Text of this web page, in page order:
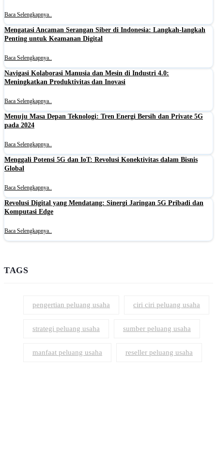
Baca Selengkapnya..
Mengatasi Ancaman Serangan Siber di Indonesia: Langkah-langkah
Penting untuk Keamanan Digital
Baca Selengkapnya..
Navigasi Kolaborasi Manusia dan Mesin di Industri 4.0:
Meningkatkan Produktivitas dan Inovasi
Baca Selengkapnya..
Menuju Masa Depan Teknologi: Tren Energi Bersih dan Private 5G
pada 2024
Baca Selengkapnya..
Menggali Potensi 5G dan IoT: Revolusi Konektivitas dalam Bisnis
Global
Baca Selengkapnya..
Revolusi Digital yang Mendatang: Sinergi Jaringan 5G Pribadi dan
Komputasi Edge
Baca Selengkapnya..
TAGS
pengertian peluang usaha ciri ciri peluang usaha
strategi peluang usaha sumber peluang usaha
manfaat peluang usaha reseller peluang usaha